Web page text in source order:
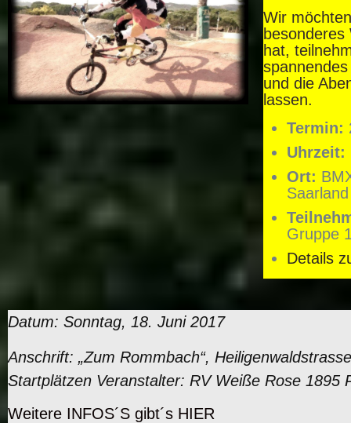
Wir
hat,
und die
lassen.
Termin:
Uhrzeit:
Ort:
Saarland
Gruppe
Details
Datum: Sonntag, 18. Juni 2017
Anschrift: „Zum Rommbach“,
Startplätzen Veranstalter: RV Weiße Rose 1895
Weitere INFOS´S gibt´s HIER